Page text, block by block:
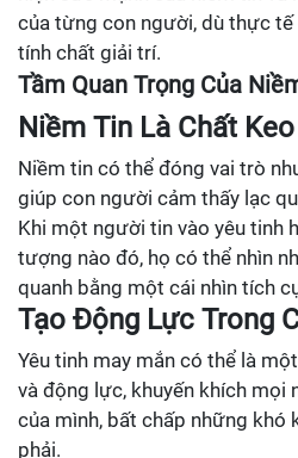
của từng con người, dù thực tế
tính chất giải trí.
Tầm Quan Trọng Của
Niềm Tin Là Chất
Niềm tin có thể đóng vai trò
giúp con người cảm thấy lạc
Khi một người tin vào yêu tinh
tượng nào đó, họ có thể nhìn
quanh bằng một cái nhìn tích
Tạo Động Lực Trong
Yêu tinh may mắn có thể là
và động lực, khuyến khích
của mình, bất chấp những khó
phải.